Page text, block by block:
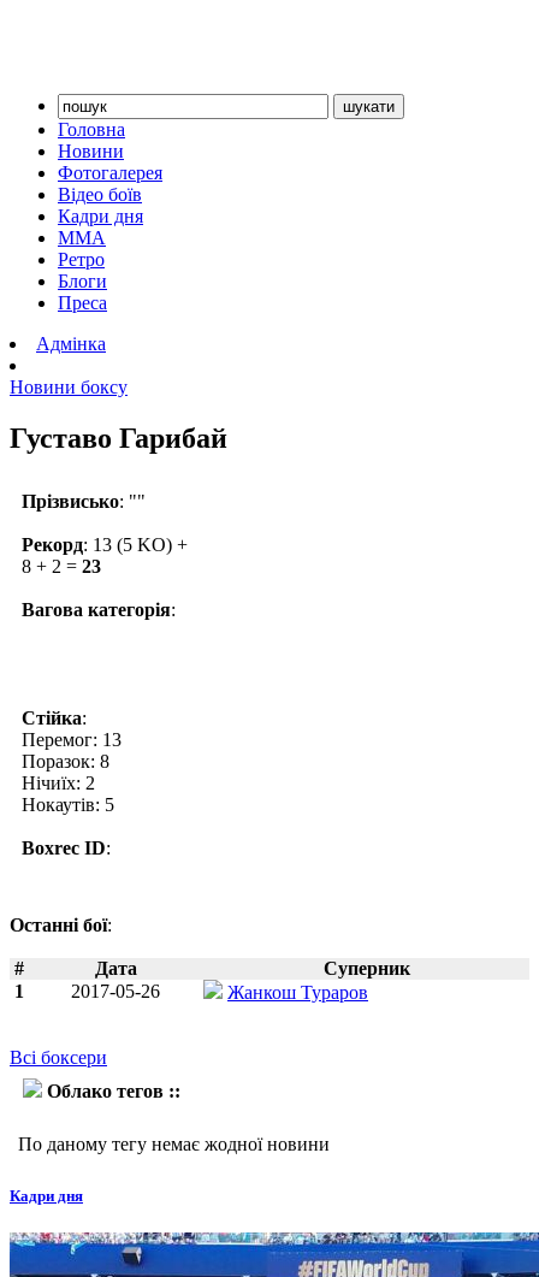
Головна
Новини
Фотогалерея
Відео боїв
Кадри дня
ММА
Ретро
Блоги
Преса
Адмінка
Новини боксу
Густаво Гарибай
Прізвисько: ""
Рекорд: 13 (5 KO) +
8 + 2 = 23
Вагова категорія:
Стійка:
Перемог: 13
Поразок: 8
Нічиїх: 2
Нокаутів: 5
Boxrec ID:
Останні бої:
# Дата
Суперник
1
2017-05-26 Жанкош Тураров
Всі боксери
Облако тегов ::
По даному тегу немає жодної новини
Кадри дня